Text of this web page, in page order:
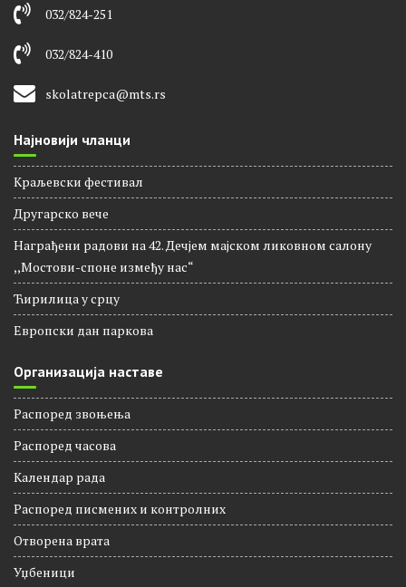
032/824-251
032/824-410
skolatrepca@mts.rs
Најновији чланци
Краљевски фестивал
Другарско вече
Награђени радови на 42. Дечјем мајском ликовном салону
,,Мостови-споне између нас“
Ћирилица у срцу
Европски дан паркова
Организација наставе
Распоред звоњења
Распорeд часова
Календар рада
Распоред писмених и контролних
Отворена врата
Уџбеници